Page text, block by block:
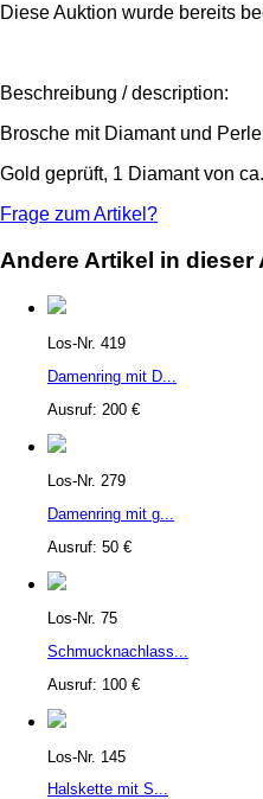
Diese Auktion wurde bereits
Beschreibung / description:
Brosche mit Diamant und
Gold geprüft, 1 Diamant von
Frage zum Artikel?
Andere Artikel in dieser
Los-Nr. 419
Damenring mit D...
Ausruf: 200 €
Los-Nr. 279
Damenring mit g...
Ausruf: 50 €
Los-Nr. 75
Schmucknachlass...
Ausruf: 100 €
Los-Nr. 145
Halskette mit S...